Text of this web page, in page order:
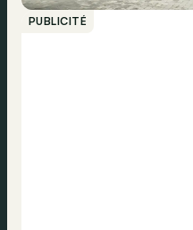
PUBLICITÉ